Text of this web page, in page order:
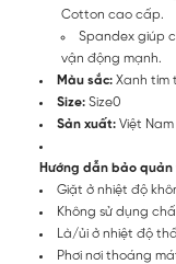
Cotton cao cấp.
Spandex giúp
vận động mạnh.
Màu sắc: Xanh tím
Size: Size0
Sản xuất: Việt Nam
Hướng dẫn bảo
Giặt ở nhiệt độ
Không sử dụng
Là/ủi ở nhiệt độ
Phơi nơi thoáng